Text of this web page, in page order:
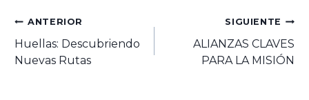
ANTERIOR
Huellas: Descubriendo
Nuevas Rutas
SIGUIENTE
ALIANZAS CLAVES
PARA LA MISIÓN